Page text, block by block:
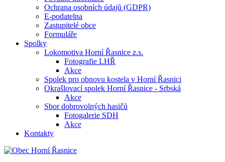
Ochrana osobních údajů (GDPR)
E-podatelna
Zastupitelé obce
Formuláře
Spolky
Lokomotiva Horní Řasnice z.s.
Fotografie LHŘ
Akce
Spolek pro obnovu kostela v Horní Řasnici
Okrašlovací spolek Horní Řasnice - Srbská
Akce
Sbor dobrovolných hasičů
Fotogalerie SDH
Akce
Kontakty